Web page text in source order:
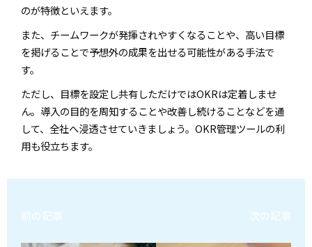
のが特徴といえます。
また、チームワークが発揮されやすくなることや、高い目標
を掲げることで予想外の成果を出せる可能性がある手法で
す。
ただし、目標を設定し共有しただけではOKRは定着しませ
ん。導入の目的を周知することや改善し続けることなどを通
して、全社へ浸透させていきましょう。OKR管理ツールの利
用も役立ちます。
前の記事 次の記事